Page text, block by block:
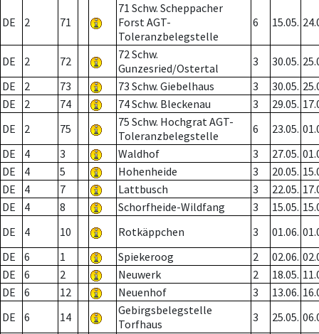
DE 2 71
71 Schw. Scheppacher
Forst AGT-
Toleranzbelegstelle
6 15.05.
DE 2 72
72 Schw.
Gunzesried/Ostertal
3 30.05.
DE
2 73 73 Schw. Giebelhaus 3 30.05.
DE
2 74 74 Schw. Bleckenau 3 29.05.
DE
2 75
75 Schw. Hochgrat AGT-
Toleranzbelegstelle
6 23.05.
DE
4 3 Waldhof 3 27.05.
DE
4 5 Hohenheide 3 20.05.
DE
4 7 Lattbusch 3 22.05.
DE
4 8 Schorfheide-Wildfang 3 15.05.
DE
4 10 Rotkäppchen 3 01.06.
DE
6 1 Spiekeroog 2 02.06.
DE
6 2 Neuwerk 2 18.05.
DE
6 12 Neuenhof 3 13.06.
DE
6 14
Gebirgsbelegstelle
Torfhaus
3 25.05.